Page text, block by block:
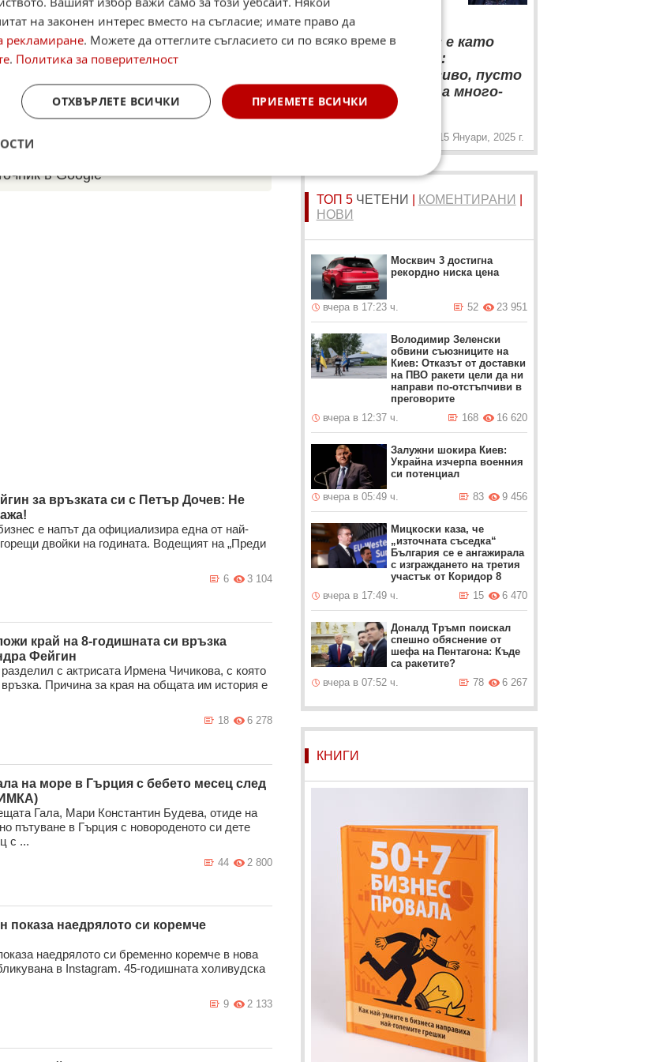
Поставете оценка: ☆
☆
☆
☆
☆
Оценка2.2от17гласа.
канал Viber
в Google
за връзката си с Петър Дочев: Не
е напът да официализира една от най-
двойки на годината. Водещият на „Преди
3 104
6
край на 8-годишната си връзка
Фейгин
с актрисата Ирмена Чичикова, с която
Причина за края на общата им история е
6 278
18
на море в Гърция с бебето месец след
Гала, Мари Константин Будева, отиде на
пътуване в Гърция с новороденото си дете
с ...
2 800
44
показа наедрялото си коремче
наедрялото си бременно коремче в нова
в Instagram. 45-годишната холивудска
2 133
9
във "Фейсбук"
“ Късната любов е като
плаж през зимата:
романтично, красиво, пусто
и не ти се съблича много-
много....
15 Януари, 2025 г.
ТОП 5 ЧЕТЕНИ КОМЕНТИРАНИ
НОВИ
Москвич 3 достигна
рекордно ниска цена
вчера в 17:23 ч. 23 951
52
Володимир Зеленски
обвини съюзниците на
Киев: Отказът от доставки
на ПВО ракети цели да ни
направи по-отстъпчиви в
преговорите
вчера в 12:37 ч.
16 620
168
Залужни шокира Киев:
Украйна изчерпа военния
си потенциал
вчера в 05:49 ч.
9 456
83
Мицкоски каза, че
„източната съседка“
България се е ангажирала
с изграждането на третия
участък от Коридор 8
вчера в 17:49 ч.
6 470
15
Доналд Тръмп поискал
спешно обяснение от
шефа на Пентагона: Къде
са ракетите?
вчера в 07:52 ч.
6 267
78
КНИГИ
на законен интерес вместо на съгласие; имате право да
рекламиране. Можете да оттеглите съгласието си по всяко време в
. Политика за поверителност
ПРИЕМЕТЕ ВСИЧКИ
ОТХВЪРЛЕТЕ ВСИЧКИ